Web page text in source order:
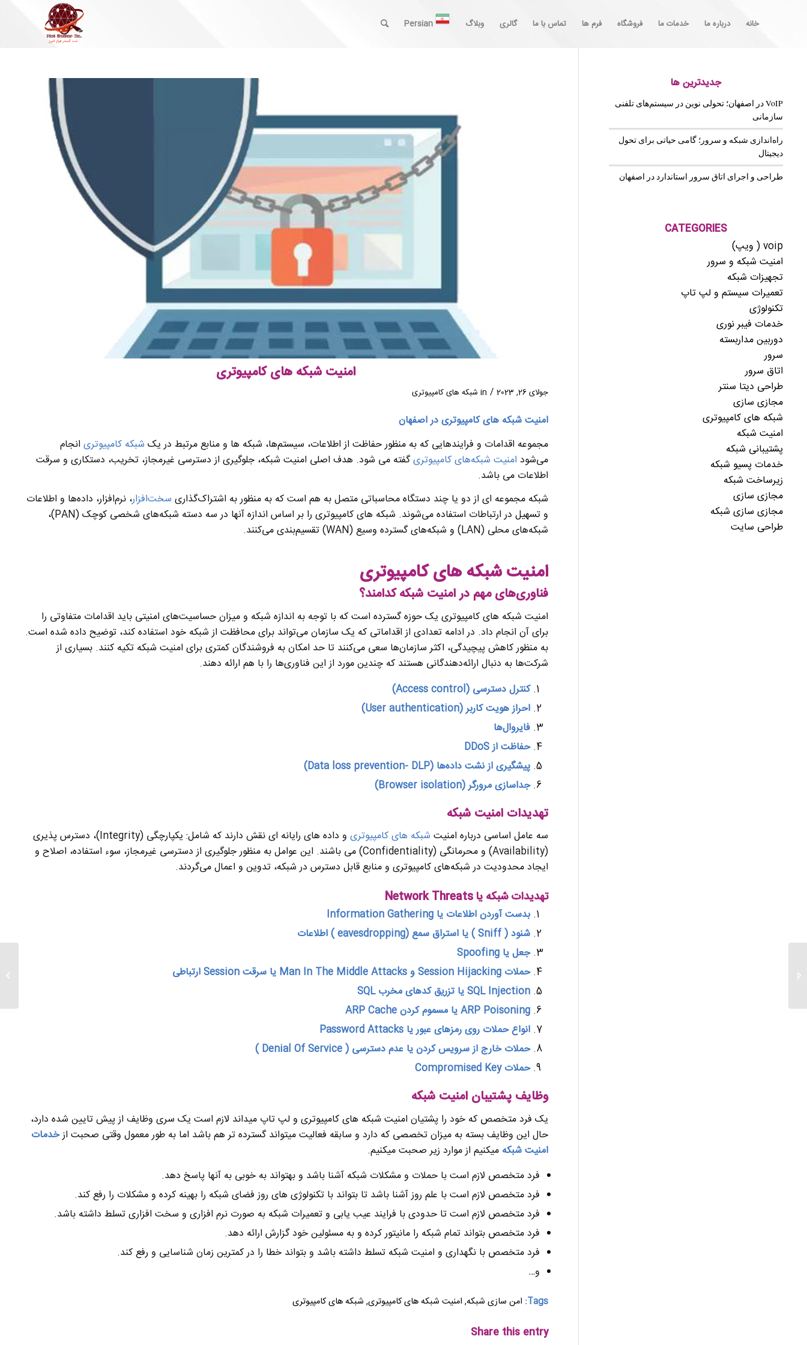
خانه درباره ما خدمات ما فروشگاه فرم ها تماس با ما گالری وبلاگ Persian
امنیت شبکه های کامپیوتری
جولای 26, 2023 /
in شبکه های کامپیوتری
امنیت شبکه های کامپیوتری در اصفهان
مجموعه اقدامات و فرایندهایی که به منظور حفاظت از اطلاعات، سیستم‌ها، شبکه‌ ها و منابع مرتبط در یک شبکه کامپیوتری انجام
می‌شود امنیت شبکه‌های کامپیوتریگفته می شود. هدف اصلی امنیت شبکه، جلوگیری از دسترسی غیرمجاز، تخریب، دستکاری و سرقت
اطلاعات می باشد.
شبکه مجموعه‌ ای از دو یا چند دستگاه محاسباتی متصل به هم است که به منظور به اشتراک‌گذاری سخت‌افزار، نرم‌افزار، داده‌ها و اطلاعات
و تسهیل در ارتباطات استفاده می‌شوند. شبکه‌ های کامپیوتری را بر اساس اندازه آنها در سه دسته شبکه‌های شخصی کوچک (PAN)،
شبکه‌های محلی (LAN) و شبکه‌های گسترده وسیع (WAN) تقسیم‌بندی می‌کنند.
امنیت شبکه های کامپیوتری
فناوری‌های مهم در امنیت شبکه کدامند؟
امنیت شبکه های کامپیوتری یک حوزه گسترده است که با توجه به اندازه شبکه و میزان حساسیت‌های امنیتی باید اقدامات متفاوتی را
برای آن انجام داد. در ادامه تعدادی از اقداماتی که یک سازمان می‌تواند برای محافظت از شبکه خود استفاده کند، توضیح داده شده است.
به منظور کاهش پیچیدگی، اکثر سازمان‌ها سعی می‌کنند تا حد امکان به فروشندگان کمتری برای امنیت شبکه تکیه کنند. بسیاری از
شرکت‌ها به دنبال ارائه‌دهندگانی هستند که چندین مورد از این فناوری‌ها را با هم ارائه دهند.
کنترل دسترسی (Access control)
احراز هویت کاربر(User authentication)
فایروال‌ها
حفاظت ازDDoS
پیشگیری از نشت داده‌ها (Data loss prevention- DLP)
جداسازی مرورگر(Browser isolation)
تهدیدات امنیت شبکه
سه عامل اساسی درباره امنیت شبکه های کامپیوتری
و داده های رایانه ای نقش دارند که شامل: یکپارچگی (Integrity)، دسترس پذیری
(Availability) و محرمانگی (Confidentiality) می باشند. این عوامل به منظور جلوگیری از دسترسی غیرمجاز، سوء استفاده، اصلاح و
ایجاد محدودیت در شبکه‌های کامپیوتری و منابع قابل دسترس در شبکه، تدوین و اعمال می‌گردند.
تهدیدات شبکه یاNetwork Threats
بدست آوردن اطلاعات یا Information Gathering
شنود( Sniff ) یا استراق سمع (eavesdropping ) اطلاعات
جعل یا Spoofing
حملات Session Hijacking و Man In The Middle Attacks یا سرقت Session ارتباطی
SQL Injection یا تزریق کدهای مخرب SQL
ARP Poisoning یا مسموم کردن ARP Cache
انواع حملات روی رمزهای عبور یا Password Attacks
حملات خارج از سرویس کردن یا عدم دسترسی ( Denial Of Service )
حملاتCompromised Key
وظایف پشتیبان امنیت شبکه
یک فرد متخصص که خود را پشتیان امنیت شبکه های کامپیوتری و لپ تاپ میداند لازم است یک سری وظایف از پیش تایین شده دارد،
حال این وظایف بسته به میزان تخصصی که دارد و سابقه فعالیت میتواند گسترده تر هم باشد اما به طور معمول وقتی صحبت ازخدمات
امنیت شبکه میکنیم از موارد زیر صحبت میکنیم.
فرد متخصص لازم است با حملات و مشکلات شبکه آشنا باشد و بهتواند به خوبی به آنها پاسخ دهد.
فرد متخصص لازم است با علم روز آشنا باشد تا بتواند با تکنولوژی های روز فضای شبکه را بهینه کرده و مشکلات را رفع کند.
فرد متخصص لازم است تا حدودی با فرایند عیب یابی و تعمیرات شبکه به صورت نرم افزاری و سخت افزاری تسلط داشته باشد.
فرد متخصص بتواند تمام شبکه را مانیتور کرده و به مسئولین خود گزارش ارائه دهد.
فرد متخصص با نگهداری و امنیت شبکه تسلط داشته باشد و بتواند خطا را در کمترین زمان شناسایی و رفع کند.
و…
Tags: امن سازی شبکه, امنیت شبکه های کامپیوتری, شبکه های کامپیوتری
Share this entry
جدیدترین ها
VoIP در اصفهان؛ تحولی نوین در سیستم‌های تلفنی
سازمانی
راه‌اندازی شبکه و سرور؛ گامی حیاتی برای تحول
دیجیتال
طراحی و اجرای اتاق سرور استاندارد در اصفهان
CATEGORIES
voip ( ویپ)
امنیت شبکه و سرور
تجهیزات شبکه
تعمیرات سیستم و لپ تاپ
تکنولوژی
خدمات فیبر نوری
دوربین مداربسته
سرور
اتاق سرور
طراحی دیتا سنتر
مجازی سازی
شبکه های کامپیوتری
امنیت شبکه
پشتیبانی شبکه
خدمات پسیو شبکه
زیرساخت شبکه
مجازی سازی
مجازی سازی شبکه
طراحی سایت